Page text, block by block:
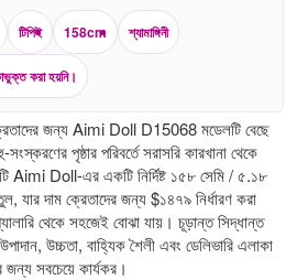
টিপিই 158cm শ্যামাঙ্গিনী
করা হয়নি।
জন্য Aimi Doll D15068 মডেলটি বেছে
পৃষ্ঠার পরিবর্তে সরাসরি কারখানা থেকে
Aimi Doll-এর একটি নির্দিষ্ট ১৫৮ সেমি / ৫.১৮
দাম ক্রেতাদের জন্য $১৪৭৯ নির্ধারণ করা
থেকে সহজেই বোঝা যায়। চূড়ান্ত সিদ্ধান্ত
উচ্চতা, বাহ্যিক শৈলী এবং ডেলিভারি এলাকা
জন্য সবচেয়ে কার্যকর।